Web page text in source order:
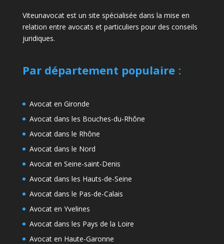
Viteunavocat est un site spécialisée dans la mise en
relation entre avocats et particuliers pour des conseils
juridiques.
Par département populaire:
Avocat en Gironde
Avocat dans les Bouches-du-Rhône
Avocat dans le Rhône
Avocat dans le Nord
Avocat en Seine-saint-Denis
Avocat dans les Hauts-de-Seine
Avocat dans le Pas-de-Calais
Avocat en Yvelines
Avocat dans les Pays de la Loire
Avocat en Haute-Garonne